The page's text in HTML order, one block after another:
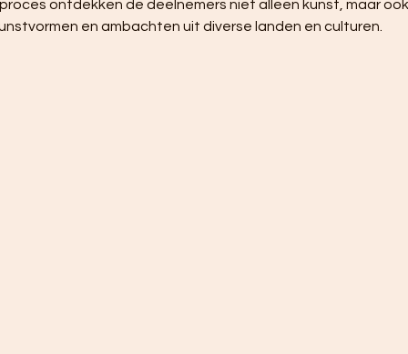
en ambachten uit diverse landen en culturen.